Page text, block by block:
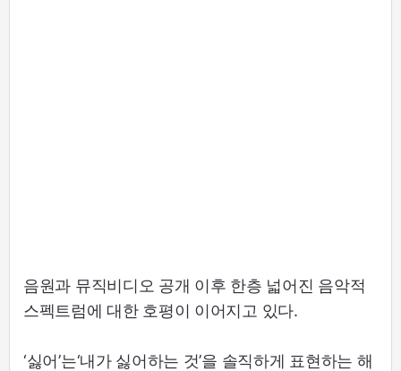
음원과 뮤직비디오 공개 이후 한층 넓어진 음악적
스펙트럼에 대한 호평이 이어지고 있다.
‘싫어’는‘내가 싫어하는 것’을 솔직하게 표현하는 해